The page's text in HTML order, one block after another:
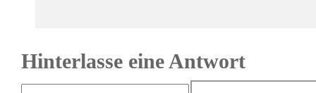
Hinterlasse eine Antwort